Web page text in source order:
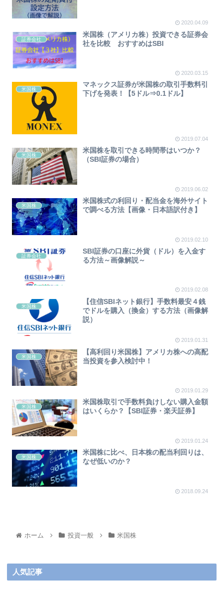
2020.04.09
証券会社
米国株（アメリカ株）投資できる証券会
社を比較 おすすめはSBI
2020.03.15
米国株
マネックス証券が米国株の取引手数料引
下げを発表！【5ドル⇒0.1ドル】
2019.07.04
米国株
米国株を取引できる時間帯はいつか？
（SBI証券の場合）
2019.06.02
米国株
米国株式の利回り・配当金を海外サイト
で調べる方法【画像・日本語訳付き】
2019.02.10
証券会社
SBI証券の口座に外貨（ドル）を入金す
る方法～画像解説～
2019.02.08
米国株
【住信SBIネット銀行】手数料最安４銭
でドルを購入（換金）する方法（画像解
説）
2019.01.31
米国株
【高利回り米国株】アメリカ株への高配
当投資を参入検討中！
2019.01.29
米国株
米国株取引で手数料負けしない購入金額
はいくらか？【SBI証券・楽天証券】
2019.01.24
米国株
米国株に比べ、日本株の配当利回りは、
なぜ低いのか？
2018.09.24
ホーム 投資一般 米国株
人気記事